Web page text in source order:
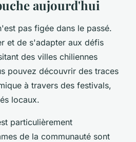
aujourd'hui
pas figée dans le passé.
et de s'adapter aux défis
des villes chiliennes
pouvez découvrir des traces
à travers des festivals,
locaux.
particulièrement
de la communauté sont